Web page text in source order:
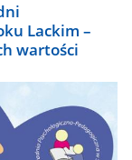
Lackim –
wartości